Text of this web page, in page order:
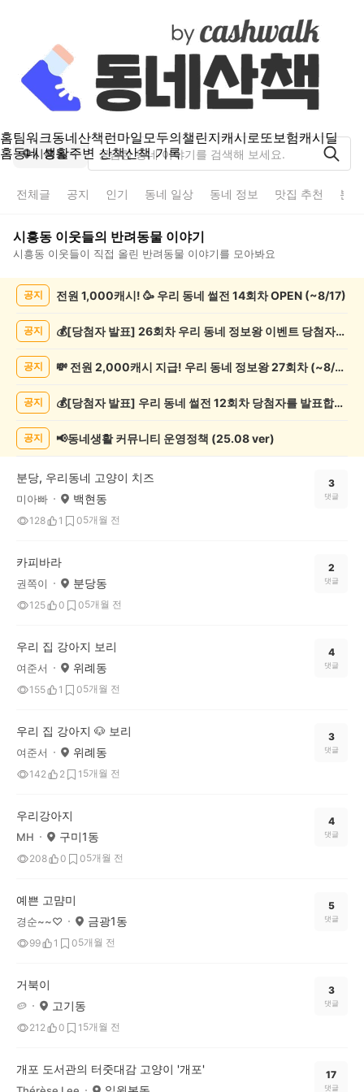
홈팀워크동네산책런마일모두의챌린지캐시로또보험캐시딜
홈동네 생활주변 산책산책 기록
시흥동
전체글 공지 인기 동네 일상 동네 정보 맛집 추천 분
시흥동 이웃들의 반려동물 이야기
시흥동 이웃들이 직접 올린 반려동물 이야기를 모아봐요
록
공지 전원 1,000캐시! 🥳 우리 동네 썰전 14회차 OPEN (~8/17)
공지 💰[당첨자 발표] 26회차 우리 동네 정보왕 이벤트 당첨자를 발표합니다!
공지 💸 전원 2,000캐시 지급! 우리 동네 정보왕 27회차 (~8/10)
공지 💰[당첨자 발표] 우리 동네 썰전 12회차 당첨자를 발표합니다!
공지 📢동네생활 커뮤니티 운영정책 (25.08 ver)
분당, 우리동네 고양이 치즈
미아빠 백현동
128 1 05개월 전
3
댓글
카피바라
권쪽이 분당동
125 0 05개월 전
2
댓글
우리 집 강아지 보리
여준서 위례동
155 1 05개월 전
4
댓글
우리 집 강아지 🐶 보리
여준서 위례동
142 2 1 5개월 전
3
댓글
우리강아지
MH 구미1동
208 0 05개월 전
4
댓글
예쁜 고먐미
경순~~♡ 금광1동
99 1 05개월 전
5
댓글
거북이
🥔 고기동
212 0 1 5개월 전
3
댓글
개포 도서관의 터줏대감 고양이 '개포' 17
댓글